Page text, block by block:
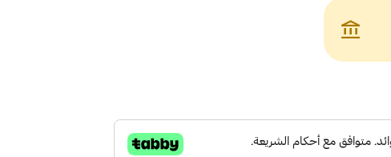
account_balance